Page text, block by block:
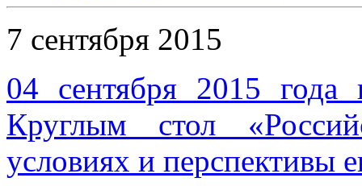
7 сентября 2015
04 сентября 2015 года
Круглым стол
условиях и перспективы